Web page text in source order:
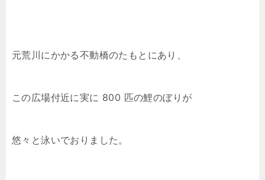
元荒川にかかる不動橋のたもとにあり、
この広場付近に実に 800 匹の鯉のぼりが
悠々と泳いでおりました。